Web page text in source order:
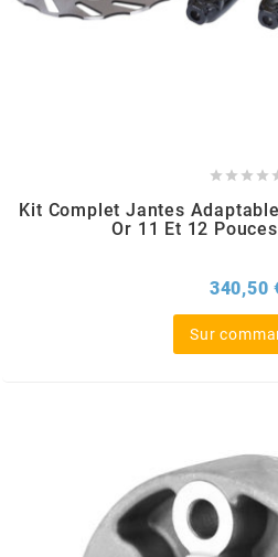
MITAS
MOTIP
MOTO TASSINARI
MOTOFORCE
MPH HELMET
MT HELMETS
   
Kit Complet Jantes
Or 11 Et 12
340,50
Sur